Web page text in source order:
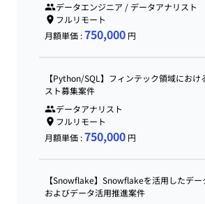
データエンジニア / データアナリスト
フルリモート
月額単価 :750,000 円
【Python/SQL】フィンテック領域におけ
スト募集案件
データアナリスト
フルリモート
月額単価 :750,000 円
【Snowflake】Snowflakeを活用したデ
およびデータ活用推進案件